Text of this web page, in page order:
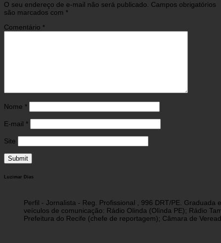
O seu endereço de e-mail não será publicado. Campos obrigatórios
são marcados com *
Comentário *
Nome *
E-mail *
Site
Luzimar Dias
Perfil - Jornalista - Reg. Profissional , 996 DRT/PE.
veículos de comunicação: Rádio Olinda (Olinda PE); Rádio
Prefeitura do Recife (chefe de reportagem); Câmara de